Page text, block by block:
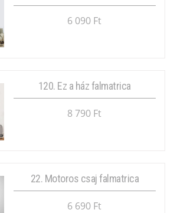
6 090 Ft
120. Ez a ház falmatrica
8 790 Ft
22. Motoros csaj falmatrica
6 690 Ft